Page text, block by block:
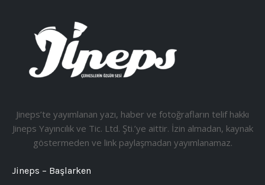
Jineps’te yayımlanan yazı, haber ve fotoğrafların telif hakkı
Jineps Yayıncılık ve Tic. Ltd. Şti.’ye aittir. İzin almadan, kaynak
göstermeden ve link paylaşmadan yayımlanamaz.
Jineps – Başlarken